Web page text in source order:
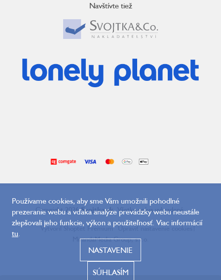
Používame cookies, aby sme Vám umožnili pohodlné
prezeranie webu a vďaka analýze prevádzky webu neustále
zlepšovali jeho funkcie, výkon a použiteľnosť. Viac informácií
tu.
NASTAVENIE
SÚHLASÍM
Navštívte tiež
Copyright 2026Svojtka.sk. Všetky práva vyhradené.
Vytvoril Shoptet Premium Upraviť nastavenie cookies|
MirandaMedia Group, s.r.o.